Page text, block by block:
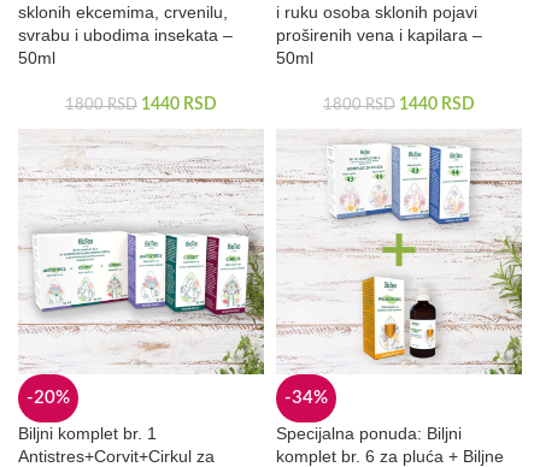
sklonih ekcemima, crvenilu,
svrabu i ubodima insekata –
50ml
1800RSD 1440 RSD
i ruku osoba sklonih pojavi
proširenih vena i kapilara –
50ml
1800RSD 1440 RSD
-20%
Biljni komplet br. 1
Antistres+Corvit+Cirkul za
-34%
Specijalna ponuda: Biljni
komplet br. 6 za pluća + Biljne